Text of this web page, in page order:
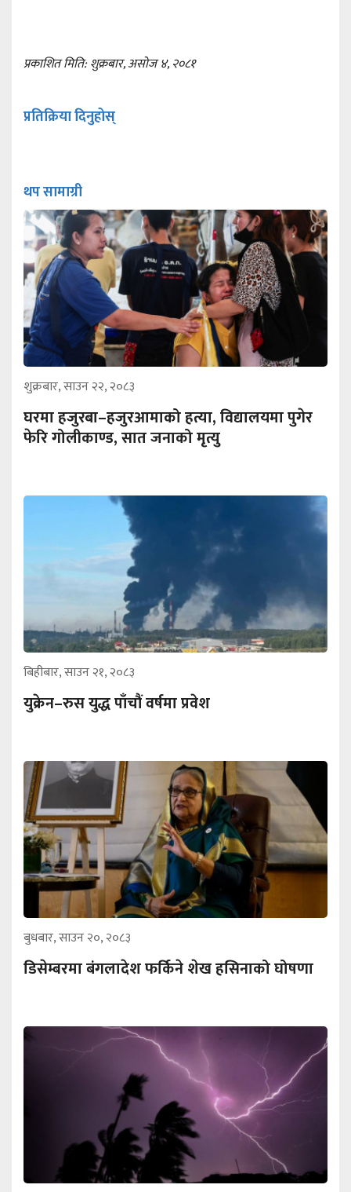
प्रकाशित मिति: शुक्रबार, असोज ४, २०८१
प्रतिक्रिया दिनुहोस्
थप सामाग्री
शुक्रबार, साउन २२, २०८३
घरमा हजुरबा–हजुरआमाको हत्या, विद्यालयमा पुगेर
फेरि गोलीकाण्ड, सात जनाको मृत्यु
बिहीबार, साउन २१, २०८३
युक्रेन–रुस युद्ध पाँचौं वर्षमा प्रवेश
बुधबार, साउन २०, २०८३
डिसेम्बरमा बंगलादेश फर्किने शेख हसिनाको घोषणा